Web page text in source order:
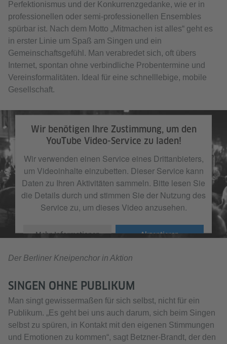
Perfektionismus und der Konkurrenzgedanke, wie er in
professionellen oder semi-professionellen Ensembles
spürbar ist. Nach dem Motto „Mitmachen ist alles“ geht es
in erster Linie um Spaß am Singen und ein
Gemeinschaftsgefühl. Man verabredet sich, oft übers
Internet, spontan ohne verbindliche Probentermine und
Vereinsformalitäten. Ideal für eine schnelllebige, mobile
Gesellschaft.
Wir benötigen Ihre Zustimmung, um den
YouTube Video-Service zu laden!
Wir verwenden einen Service eines Drittanbieters,
um Videoinhalte einzubetten. Dieser Service kann
Daten zu Ihren Aktivitäten sammeln. Bitte lesen Sie
die Details durch und stimmen Sie der Nutzung des
Service zu, um dieses Video anzusehen.
Mehr Informationen Akzeptieren
Der Berliner Kneipenchor in Aktion
SINGEN OHNE PUBLIKUM
Man singt gewissermaßen für sich selbst, nicht für ein
Publikum. „Es geht bei uns auch darum, sich beim Singen
selbst zu spüren, in Kontakt mit den eigenen Stimmungen
und Emotionen zu kommen“, sagt Betzner-Brandt, der den